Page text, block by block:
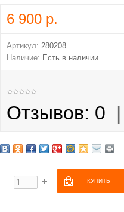
6 900 р.
Артикул: 280208
Наличие: Есть в наличии
Отзывов: 0 |